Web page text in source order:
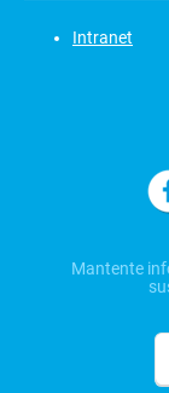
Intranet
Mantente